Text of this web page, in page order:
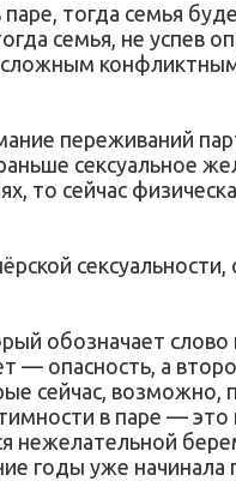
тогда семья
семья, не успев
сложным
переживаний
сексуальное
то сейчас
обозначает слово
— опасность, а
сейчас, возможно,
в паре — это
нежелательной
годы уже